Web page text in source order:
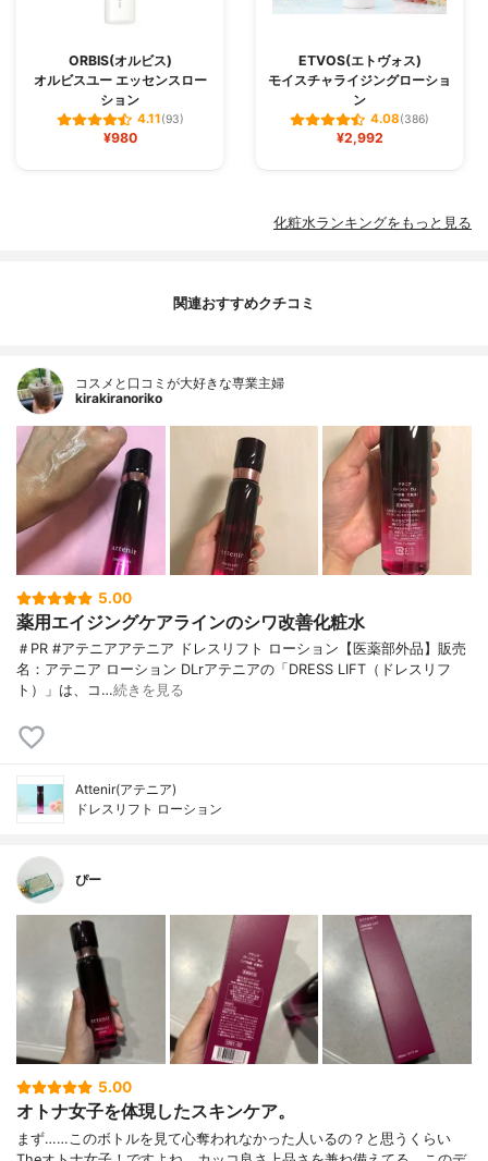
ORBIS(オルビス)
オルビスユー エッセンスロー
ション
4.11(93)
¥980
ETVOS(エトヴォス)
モイスチャライジングローショ
ン
4.08(386)
¥2,992
化粧水ランキングをもっと見る
関連おすすめクチコミ
コスメと口コミが大好きな専業主婦
kirakiranoriko
5.00
薬用エイジングケアラインのシワ改善化粧水
＃PR #アテニアアテニア ドレスリフト ローション【医薬部外品】販売
名：アテニア ローション DLrアテニアの「DRESS LIFT（ドレスリフ
ト）」は、コ…続きを見る
Attenir(アテニア)
ドレスリフト ローション
ぴー
5.00
オトナ女子を体現したスキンケア。
まず……このボトルを見て心奪われなかった人いるの？と思うくらい